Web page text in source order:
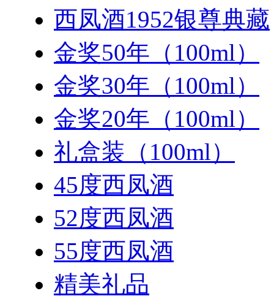
西凤酒1952银尊典藏
金奖50年（100ml）
金奖30年（100ml）
金奖20年（100ml）
礼盒装（100ml）
45度西凤酒
52度西凤酒
55度西凤酒
精美礼品